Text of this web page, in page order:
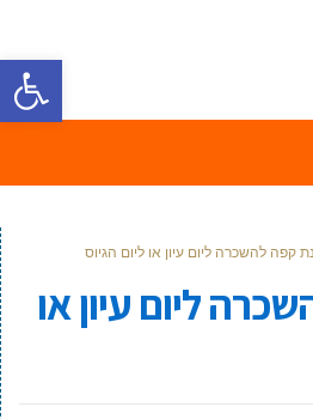
פתח
קפה להשכרה ליום עיון או ליום הגיוס
ליום עיון או